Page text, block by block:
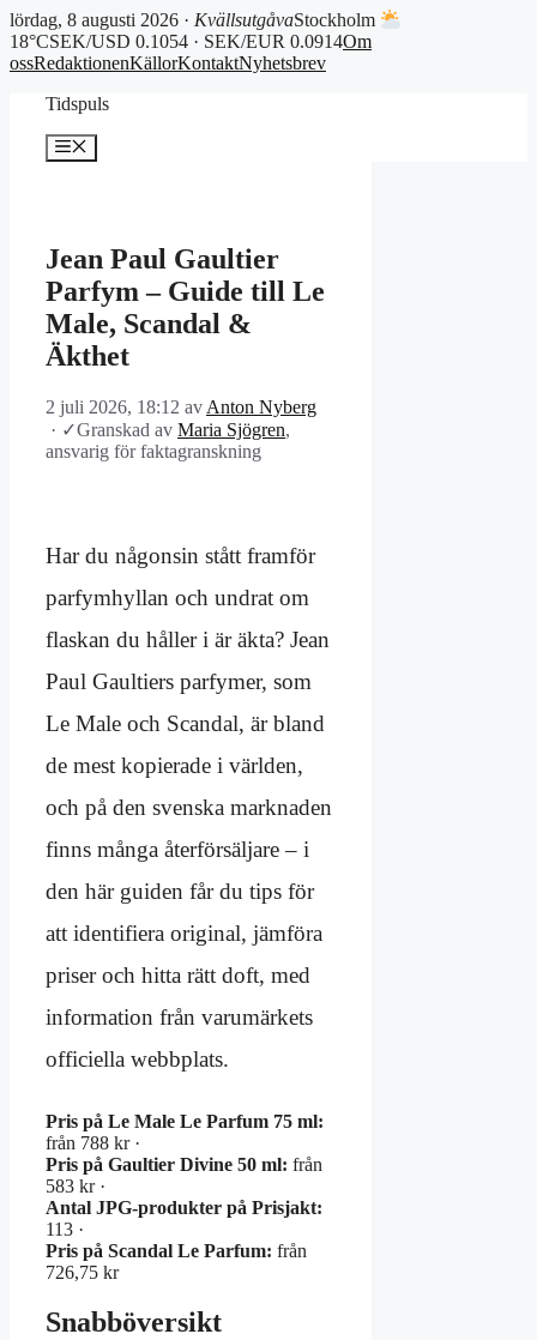
lördag, 8 augusti 2026 · KvällsutgåvaStockholm
18°CSEK/USD 0.1054 · SEK/EUR 0.0914Om
ossRedaktionenKällorKontaktNyhetsbrev
Tidspuls
Meny
Jean Paul Gaultier
Parfym – Guide till Le
Male, Scandal &
Äkthet
2 juli 2026, 18:12 av Anton Nyberg
· ✓Granskad av Maria Sjögren,
ansvarig för faktagranskning
Har du någonsin stått framför
parfymhyllan och undrat om
flaskan du håller i är äkta? Jean
Paul Gaultiers parfymer, som
Le Male och Scandal, är bland
de mest kopierade i världen,
och på den svenska marknaden
finns många återförsäljare – i
den här guiden får du tips för
att identifiera original, jämföra
priser och hitta rätt doft, med
information från varumärkets
officiella webbplats.
Pris på Le Male Le Parfum 75 ml:
från 788 kr ·
Pris på Gaultier Divine 50 ml: från
583 kr ·
Antal JPG-produkter på Prisjakt:
113 ·
Pris på Scandal Le Parfum: från
726,75 kr
Snabböversikt